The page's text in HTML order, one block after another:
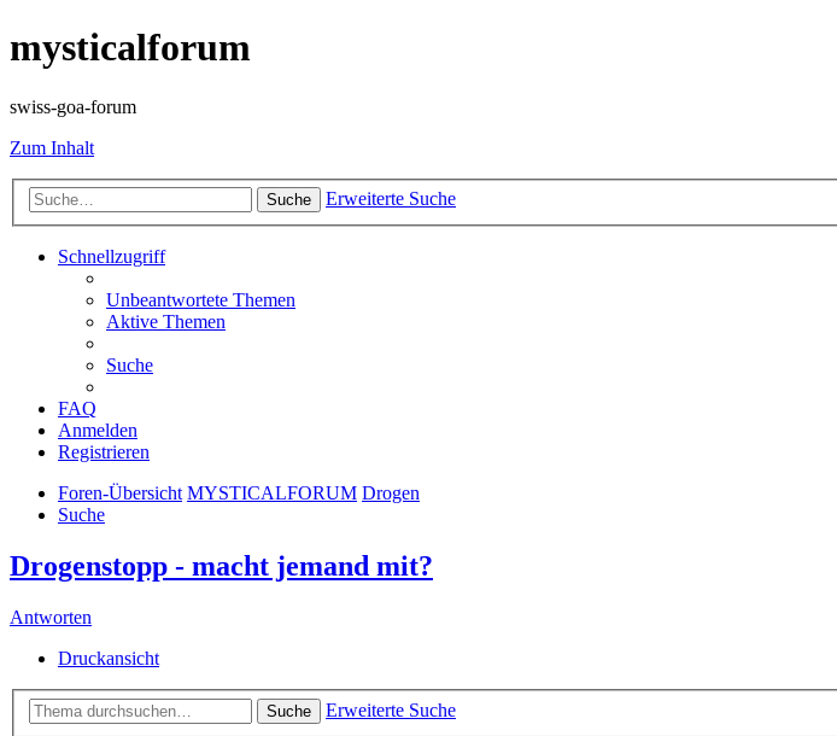
mysticalforum
swiss-goa-forum
Zum Inhalt
Suche Erweiterte Suche
Schnellzugriff
Unbeantwortete Themen
Aktive Themen
Suche
FAQ
Anmelden
Registrieren
Foren-Übersicht MYSTICALFORUM Drogen
Suche
Drogenstopp - macht jemand mit?
Antworten
Druckansicht
Suche
Erweiterte Suche